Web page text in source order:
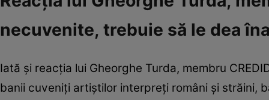
necuvenite, trebuie să le dea
Iată și reacția lui Gheorghe Turda, membru
banii cuveniţi artiştilor interpreţi români şi străini,